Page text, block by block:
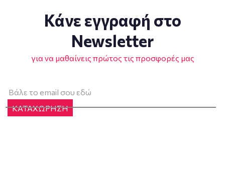
Κάνε εγγραφή στο
Newsletter
για να μαθαίνεις πρώτος τις προσφορές μας
ΚΑΤΑΧΩΡΗΣΗ